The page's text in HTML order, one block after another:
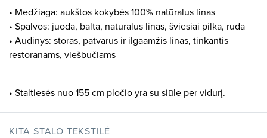
• Medžiaga: aukštos kokybės 100% natūralus linas
• Spalvos: juoda, balta, natūralus linas, šviesiai pilka, ruda
• Audinys: storas, patvarus ir ilgaamžis linas, tinkantis
restoranams, viešbučiams
• Staltiesės nuo 155 cm pločio yra su siūle per vidurį.
KITA STALO TEKSTILĖ